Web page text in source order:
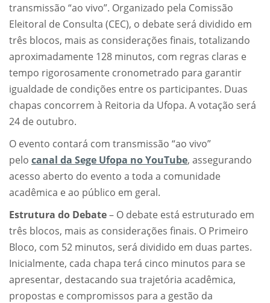
transmissão “ao vivo”. Organizado pela Comissão
Eleitoral de Consulta (CEC), o debate será dividido em
três blocos, mais as considerações finais, totalizando
aproximadamente 128 minutos, com regras claras e
tempo rigorosamente cronometrado para garantir
igualdade de condições entre os participantes. Duas
chapas concorrem à Reitoria da Ufopa. A votação será
24 de outubro.
O evento contará com transmissão “ao vivo”
pelo canal da Sege Ufopa no YouTube, assegurando
acesso aberto do evento a toda a comunidade
acadêmica e ao público em geral.
Estrutura do Debate– O debate está estruturado em
três blocos, mais as considerações finais. O Primeiro
Bloco, com 52 minutos, será dividido em duas partes.
Inicialmente, cada chapa terá cinco minutos para se
apresentar, destacando sua trajetória acadêmica,
propostas e compromissos para a gestão da